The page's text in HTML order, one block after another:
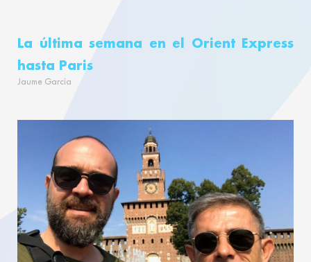
La última semana en el Orient Express
hasta Paris
Jaume García